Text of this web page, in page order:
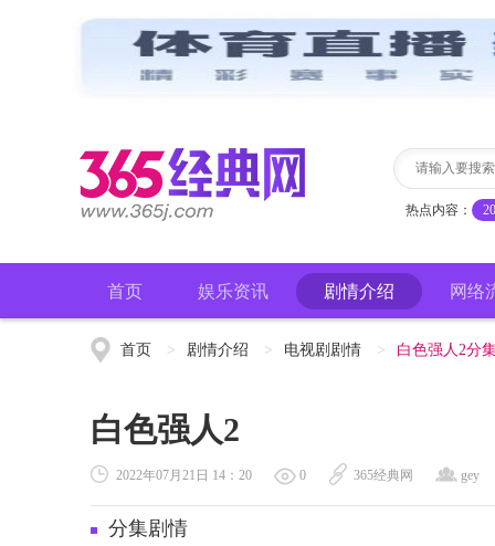
热点内容：
首页 娱乐资讯 剧情介绍 网络
首页 > 剧情介绍 > 电视剧剧情 > 白色强人2分
白色强人2
2022年07月21日 14：20 0 365经典网 gey
分集剧情